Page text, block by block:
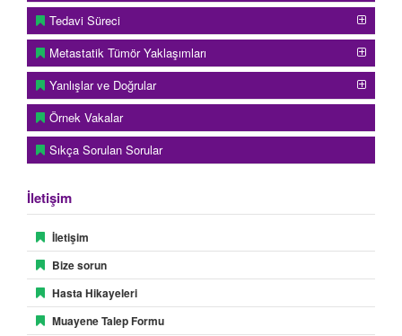
Tedavi Süreci
Metastatik Tümör Yaklaşımları
Yanlışlar ve Doğrular
Örnek Vakalar
Sıkça Sorulan Sorular
İletişim
İletişim
Bize sorun
Hasta Hikayeleri
Muayene Talep Formu